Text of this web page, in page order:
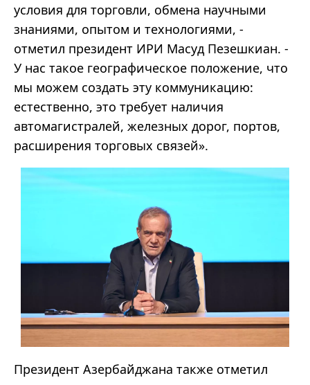
условия для торговли, обмена научными
знаниями, опытом и технологиями, -
отметил президент ИРИ Масуд Пезешкиан. -
У нас такое географическое положение, что
мы можем создать эту коммуникацию:
естественно, это требует наличия
автомагистралей, железных дорог, портов,
расширения торговых связей».
Президент Азербайджана также отметил